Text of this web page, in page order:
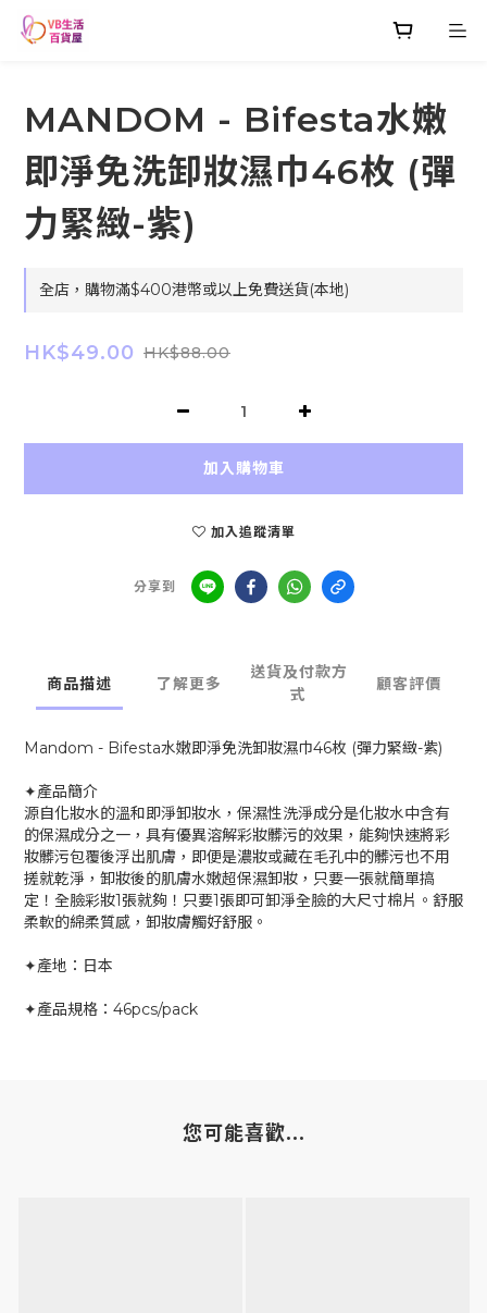
MANDOM - Bifesta水嫩
即淨免洗卸妝濕巾46枚 (彈
力緊緻-紫)
全店，購物滿$400港幣或以上免費送貨(本地)
HK$49.00 HK$88.00
加入購物車
加入追蹤清單
分享到
商品描述 了解更多
送貨及付款方
式
顧客評價
Mandom - Bifesta水嫩即淨免洗卸妝濕巾46枚 (彈力緊緻-紫)
✦產品簡介
源自化妝水的溫和即淨卸妝水，保濕性洗淨成分是化妝水中含有
的保濕成分之一，具有優異溶解彩妝髒污的效果，能夠快速將彩
妝髒污包覆後浮出肌膚，即便是濃妝或藏在毛孔中的髒污也不用
搓就乾淨，卸妝後的肌膚水嫩超保濕卸妝，只要一張就簡單搞
定！全臉彩妝1張就夠！只要1張即可卸淨全臉的大尺寸棉片。舒服
柔軟的綿柔質感，卸妝膚觸好舒服。
✦產地：日本
✦產品規格：46pcs/pack
您可能喜歡...